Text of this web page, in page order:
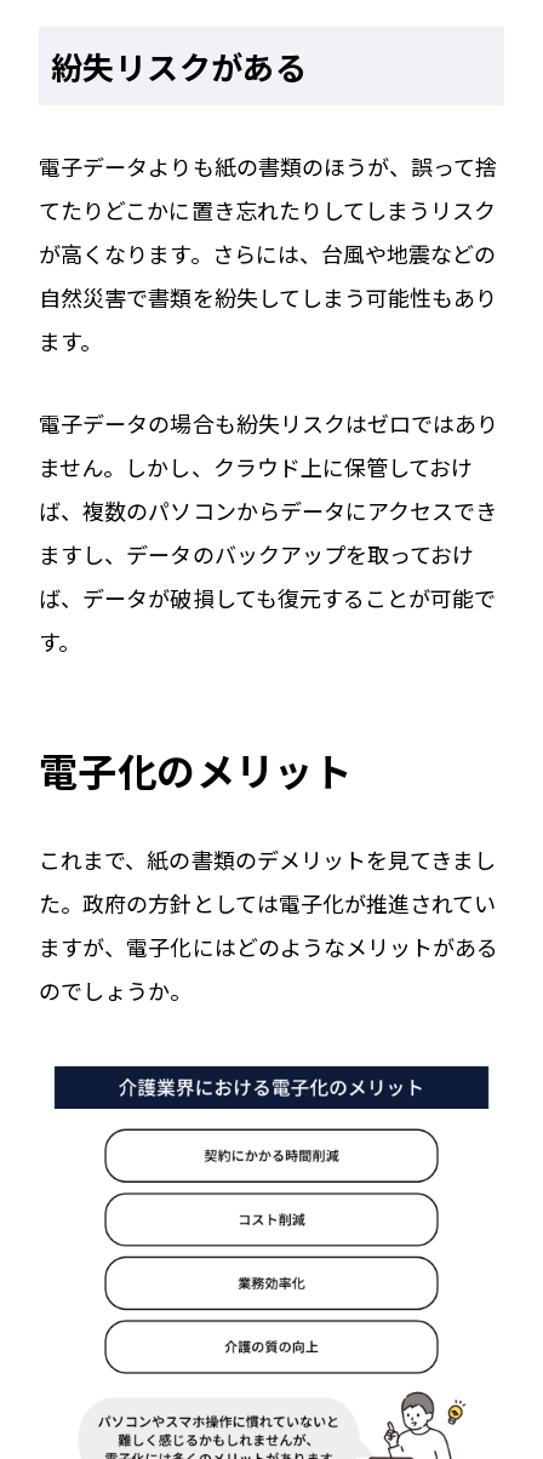
紛失リスクがある
電子データよりも紙の書類のほうが、誤って捨
てたりどこかに置き忘れたりしてしまうリスク
が高くなります。さらには、台風や地震などの
自然災害で書類を紛失してしまう可能性もあり
ます。
電子データの場合も紛失リスクはゼロではあり
ません。しかし、クラウド上に保管しておけ
ば、複数のパソコンからデータにアクセスでき
ますし、データのバックアップを取っておけ
ば、データが破損しても復元することが可能で
す。
電子化のメリット
これまで、紙の書類のデメリットを見てきまし
た。政府の方針としては電子化が推進されてい
ますが、電子化にはどのようなメリットがある
のでしょうか。